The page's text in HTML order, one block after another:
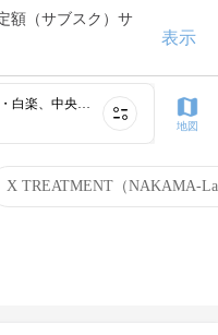
額（サブスク）サ
表示
X TREATMENT（NAKAMA-
横浜・関内・元町・上大岡・白楽、中央林間・相模大野、新横浜、藤沢、センター南・二俣川・戸塚・杉田・金沢文庫、川崎・鶴見、溝の口・たまプラーザ・青葉台・あざみ野、武蔵小杉・日吉・綱島・大倉山・菊名、子安・生麦、本厚木・海老名～小田急相模原⋯
地図